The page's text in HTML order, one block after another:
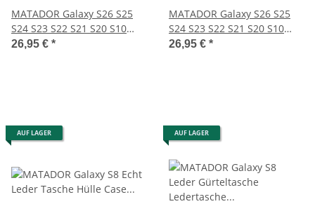
MATADOR Galaxy S26 S25
S24 S23 S22 S21 S20 S10
Ledercase Braun
26,95 € *
MATADOR Galaxy S26 S25
S24 S23 S22 S21 S20 S10
Ledertasche Braun
26,95 € *
AUF LAGER AUF LAGER